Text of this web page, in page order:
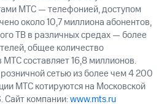
МТС — телефонией, доступом
около 10,7 миллиона абонентов,
ТВ в различных средах — более
общее количество
МТС составляет 16,8 миллионов.
сетью из более чем 4 200
МТС котируются на Московской
Сайт компании:www.mts.ru